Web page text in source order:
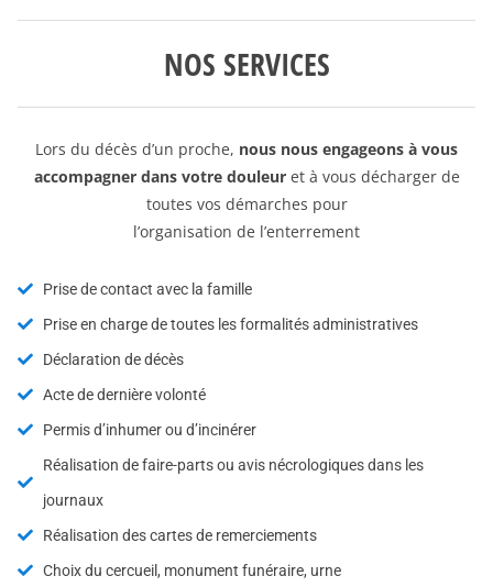
NOS SERVICES
Lors du décès d’un proche, nous nous engageons à vous
accompagner dans votre douleuret à vous décharger de
toutes vos démarches pour
l’organisation de l’enterrement
Prise de contact avec la famille
Prise en charge de toutes les formalités administratives
Déclaration de décès
Acte de dernière volonté
Permis d’inhumer ou d’incinérer
Réalisation de faire-parts ou avis nécrologiques dans les
journaux
Réalisation des cartes de remerciements
Choix du cercueil, monument funéraire, urne